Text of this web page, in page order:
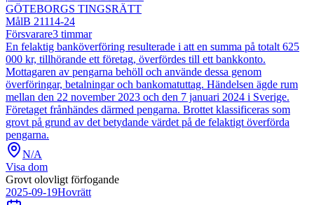
GÖTEBORGS TINGSRÄTT
MålB 21114-24
Försvarare3 timmar
En felaktig banköverföring resulterade i att en summa på totalt 625
000 kr, tillhörande ett företag, överfördes till ett bankkonto.
Mottagaren av pengarna behöll och använde dessa genom
överföringar, betalningar och bankomatuttag. Händelsen ägde rum
mellan den 22 november 2023 och den 7 januari 2024 i Sverige.
Företaget frånhändes därmed pengarna. Brottet klassificeras som
grovt på grund av det betydande värdet på de felaktigt överförda
pengarna.
N/A
Visa dom
Grovt olovligt förfogande
2025-09-19Hovrätt